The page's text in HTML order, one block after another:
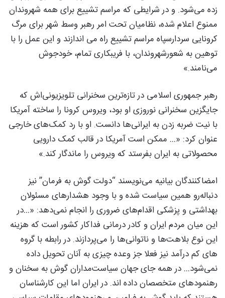
زده می‌‌‌‌شود. و در شرایطی که مراسم تشییع برای همه شهروندان
ممنوع اعلام شده، نظامیان تحت امر رهبر وسط شهر برای مرگ
کرونایی سردارسپاه مراسم تشییع راه می اندازند و این عمل را با
توهین به شعورشهروندان، با فریبکاری تمام، خودجوش
می‌نامند.»
رهبر جمهوری اسلامی در تازه‌ترین سخنرانی‌ تلویزیونی‌اش که
جایگزین سخنرانی نوروزی او بود، ویروس کرونا را ساخته آمریکا
با نیت ضربه زدن به ایرانی‌ها دانست. او با رد کمک‌های خارجی
عنوان کرد: «… ممکن است آمریکا در قالب کمک دارویی
محصولاتی به ایران بفرستد که ویروس را ماندگار کند.»
امضاکنندگان بیانیه می‌نویسند “دولت گوش به فرمان” نیز
دنباله‌رو همین سیاست شده و با وجود هشدارهای مسئولان
بهداشتی و پزشکی اقدام‌های ضروری را انجام نمی‌د‌هد: «…در
این میان مردم ایران و کادر درمانی فداکار کشور است که هزینه
این نوع بلاهت‌‌ها و ناتوانی‌ها را می‌پردازند. در رابطه با گروه
های کم درآمد نیز فعلا جز وعده چیزی به آنان تحویل داده
نمی‌شود… در همه جای جهان سیاست‌مداران گوش به سخنان و
رهنمودهای متخصصان داده اند. در ایران اما این کارشناسان